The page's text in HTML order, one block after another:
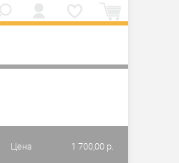
Цена 1 700,00 р.